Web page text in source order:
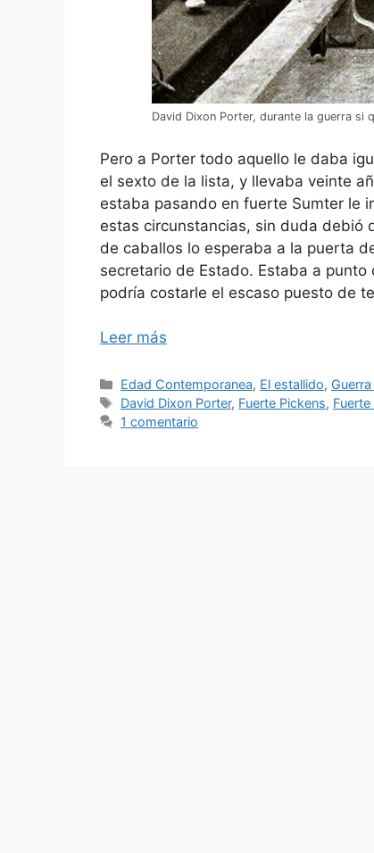
David Dixon Porter, durante la guerra si
Pero a Porter todo aquello le daba
el sexto de la lista, y llevaba veinte
estaba pasando en fuerte Sumter le
estas circunstancias, sin duda debió
de caballos lo esperaba a la puerta
secretario de Estado. Estaba a
podría costarle el escaso puesto de
Leer más
Categorías
Edad Contemporanea, El estallido,
Etiquetas
David Dixon Porter, Fuerte Pickens,
1 comentario